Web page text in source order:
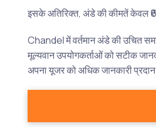
इसके अतिरिक्त, अंडे की कीमतें केवल
Chandel में वर्तमान अंडे की उचित
मूल्यवान उपयोगकर्ताओं को सटीक
अपना यूजर को अधिक जानकारी